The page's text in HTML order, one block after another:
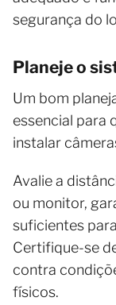
segurança do
Planeje o
Um bom
essencial para
instalar
Avalie a
ou monitor,
suficientes
Certifique-se
contra
físicos.